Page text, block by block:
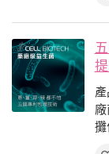
產
廠
攤